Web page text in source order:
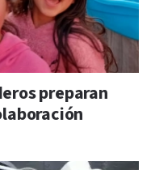
preparan